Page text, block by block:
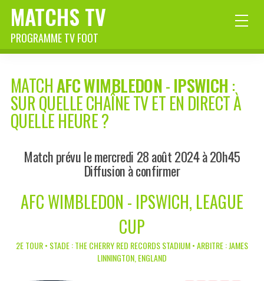
MATCHS TV
PROGRAMME TV FOOT
MATCHAFC WIMBLEDON-IPSWICH :
SUR QUELLE CHAÎNE TV ET EN DIRECT À
QUELLE HEURE ?
Match prévu le mercredi 28 août 2024 à 20h45
Diffusion à confirmer
AFC WIMBLEDON - IPSWICH, LEAGUE
CUP
2E TOUR • STADE : THE CHERRY RED RECORDS STADIUM • ARBITRE : JAMES
LINNINGTON, ENGLAND